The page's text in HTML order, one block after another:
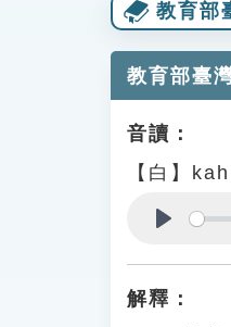
教育部
教育部臺
音讀：
【白】kah
解釋：